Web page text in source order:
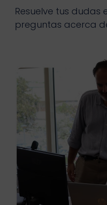
Resuelve tus dudas
preguntas acerca